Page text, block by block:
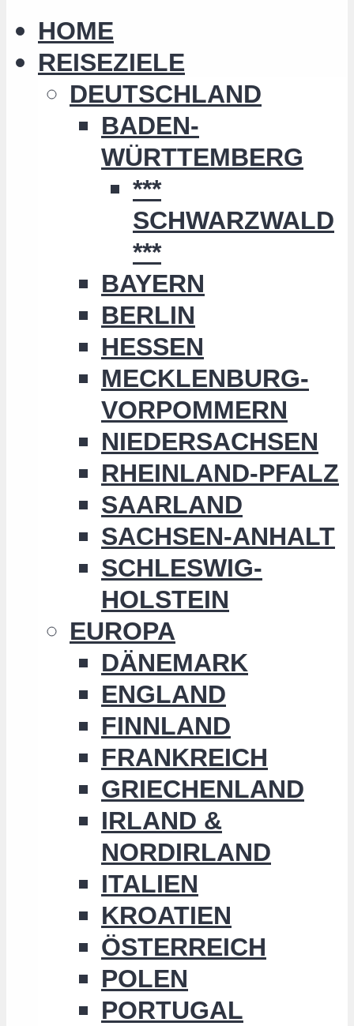
HOME
REISEZIELE
DEUTSCHLAND
BADEN-
WÜRTTEMBERG
***
SCHWARZWALD
***
BAYERN
BERLIN
HESSEN
MECKLENBURG-
VORPOMMERN
NIEDERSACHSEN
RHEINLAND-PFALZ
SAARLAND
SACHSEN-ANHALT
SCHLESWIG-
HOLSTEIN
EUROPA
DÄNEMARK
ENGLAND
FINNLAND
FRANKREICH
GRIECHENLAND
IRLAND &
NORDIRLAND
ITALIEN
KROATIEN
ÖSTERREICH
POLEN
PORTUGAL